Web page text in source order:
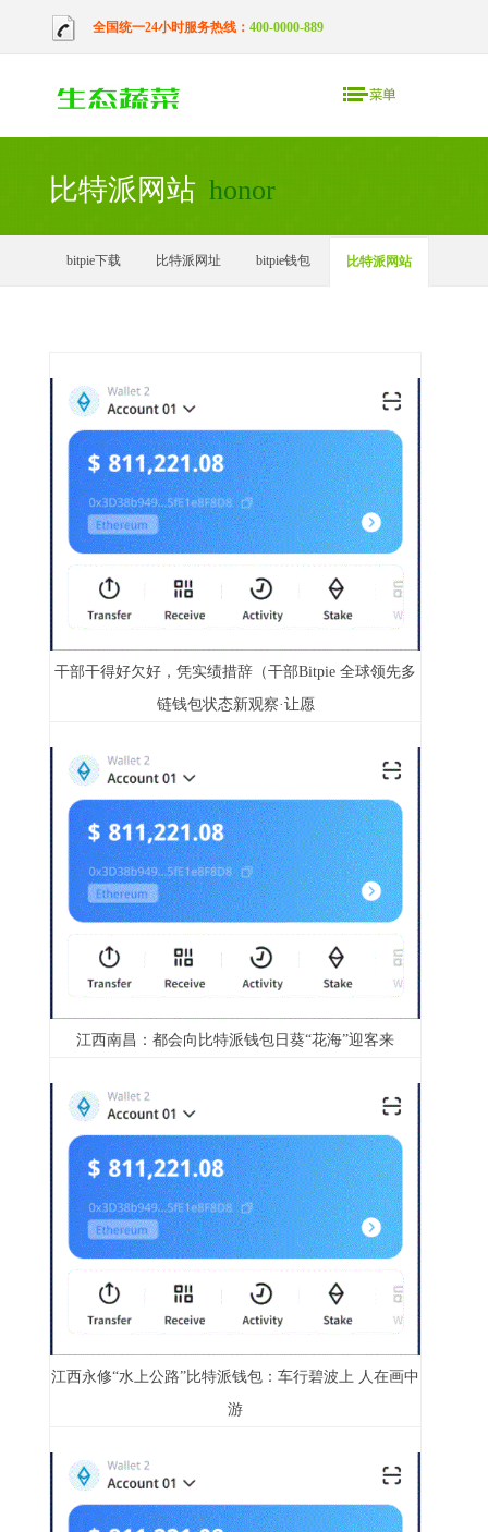
全国统一24小时服务热线： 400-0000-889
比特派网站 honor
bitpie下载 比特派网址 bitpie钱包 比特派网站
干部干得好欠好，凭实绩措辞（干部Bitpie 全球领先多
链钱包状态新观察·让愿
江西南昌：都会向比特派钱包日葵“花海”迎客来
江西永修“水上公路”比特派钱包：车行碧波上 人在画中
游